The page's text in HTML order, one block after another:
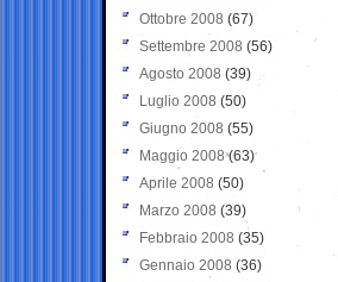
Ottobre 2008 (67)
Settembre 2008 (56)
Agosto 2008 (39)
Luglio 2008 (50)
Giugno 2008 (55)
Maggio 2008(63)
Aprile 2008 (50)
Marzo 2008 (39)
Febbraio 2008 (35)
Gennaio 2008 (36)